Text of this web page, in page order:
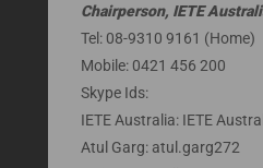
Chairperson, IETE
Tel: 08-9310 9161 (Home)
Mobile: 0421 456 200
Skype Ids:
IETE Australia: IETE
Atul Garg: atul.garg272